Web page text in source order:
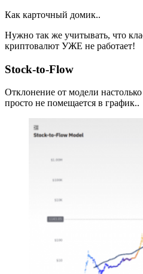
Как карточный домик..
Нужно так же учитывать, что
криптовалют УЖЕ не работает!
Stock-to-Flow
Отклонение от модели
просто не помещается в график..